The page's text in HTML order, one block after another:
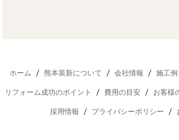
ホーム 熊本装新について 会社情報 施工例
リフォーム成功のポイント 費用の目安 お客様
採用情報 プライバシーポリシー